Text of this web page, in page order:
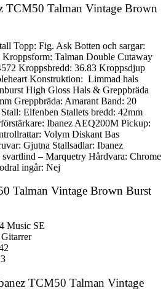
TCM50 Talman Vintage Brown
Topp: Fig. Ask Botten och sargar:
Talman Double Cutaway
Kroppsbredd: 36.83 Kroppsdjup
Konstruktion: Limmad hals
High Gloss Hals & Greppbräda
Greppbräda: Amarant Band: 20
Elfenben Stallets bredd: 42mm
Ibanez AEQ200M Pickup:
Volym Diskant Bas
Gjutna Stallsadlar: Ibanez
– Marquetry Hårdvara: Chrome
ingår: Nej
Talman Vintage Brown Burst
Music SE
TCM50 Talman Vintage